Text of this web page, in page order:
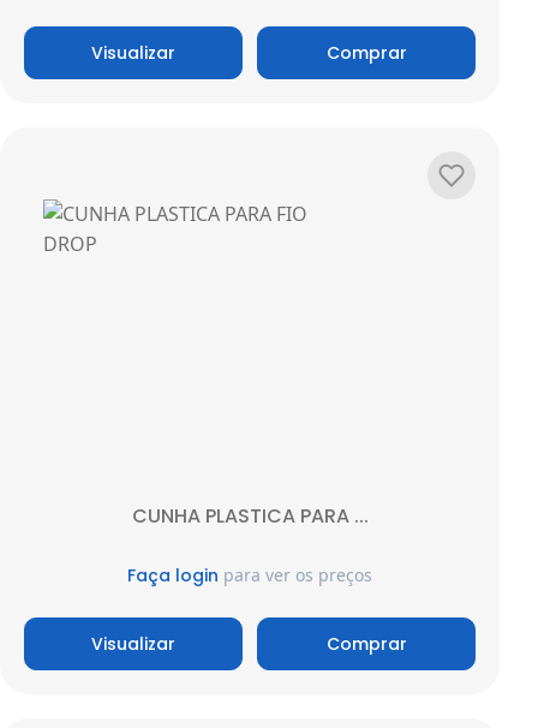
Visualizar Comprar
CUNHA PLASTICA PARA ...
Faça login para ver os preços
Visualizar Comprar